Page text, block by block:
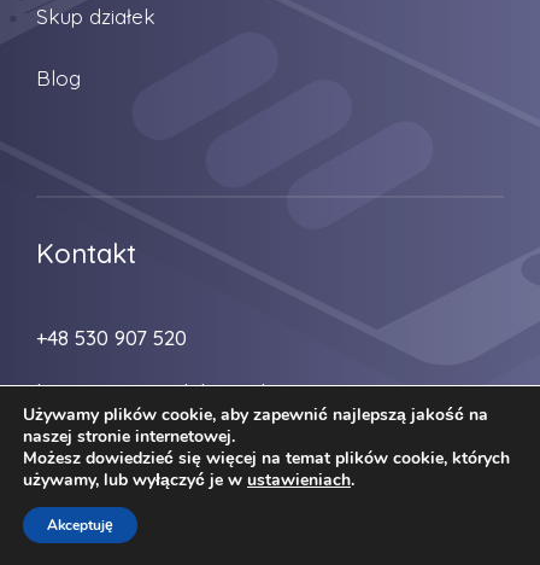
Skup działek
Blog
Kontakt
+48 530 907 520
biuro@zmiana-lokum.pl
Używamy plików cookie, aby zapewnić najlepszą jakość na
naszej stronie internetowej.
Możesz dowiedzieć się więcej na temat plików cookie, których
używamy, lub wyłączyć je w ustawieniach.
Akceptuję